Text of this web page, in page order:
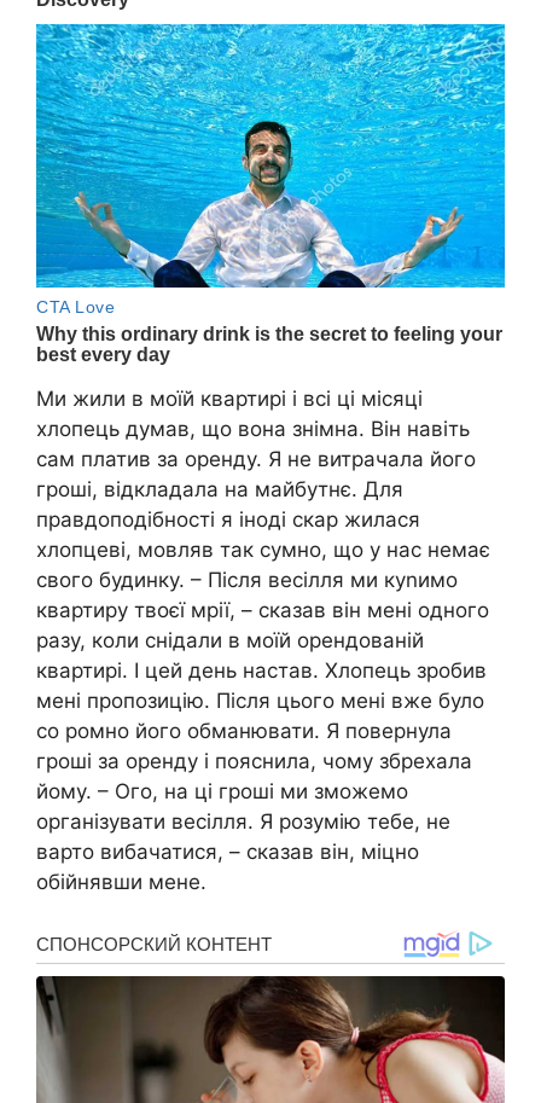
Ми жили в моїй квартирі і всі ці місяці
хлопець думав, що вона знімна. Він навіть
сам платив за оренду. Я не витрачала його
гроші, відкладала на майбутнє. Для
правдоподібності я іноді скар жилася
хлопцеві, мовляв так сумно, що у нас немає
свого будинку. – Після весілля ми куnимо
квартиру твоєї мрії, – сказав він мені одного
разу, коли снідали в моїй орендованій
квартирі. І цей день настав. Хлопець зробив
мені пропозицію. Після цього мені вже було
со ромно його обманювати. Я повернула
гроші за оренду і пояснила, чому збрехала
йому. – Ого, на ці гроші ми зможемо
організувати весілля. Я розумію тебе, не
варто вибачатися, – сказав він, міцно
обійнявши мене.